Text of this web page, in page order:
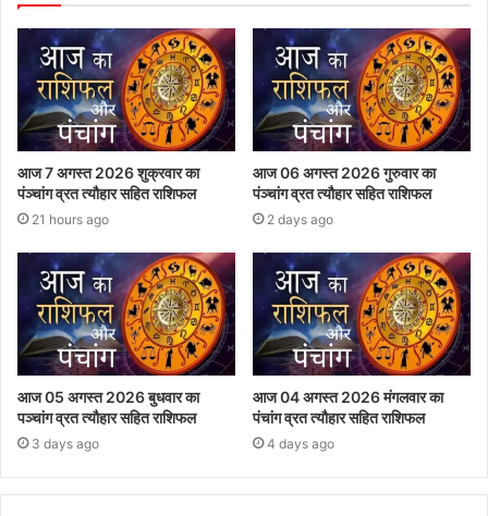
आज 7 अगस्त 2026 शुक्रवार का
पंञ्चांग व्रत त्यौहार सहित राशिफल
21 hours ago
आज 06 अगस्त 2026 गुरुवार का
पंञ्चांग व्रत त्यौहार सहित राशिफल
2 days ago
आज 05 अगस्त 2026 बुधवार का
पञ्चांग व्रत त्यौहार सहित राशिफल
3 days ago
आज 04 अगस्त 2026 मंगलवार का
पंचांग व्रत त्यौहार सहित राशिफल
4 days ago